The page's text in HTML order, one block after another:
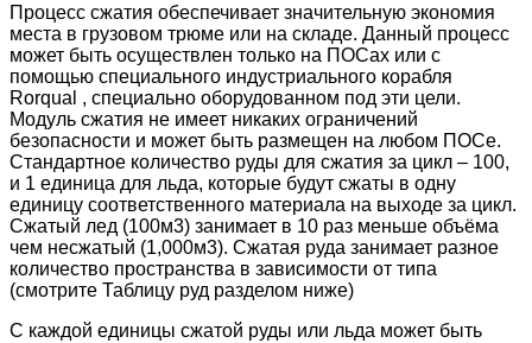
Процесс сжатия обеспечивает значительную экономия
места в грузовом трюме или на складе. Данный процесс
может быть осуществлен только на ПОСах или с
помощью специального индустриального корабля
Rorqual , специально оборудованном под эти цели.
Модуль сжатия не имеет никаких ограничений
безопасности и может быть размещен на любом ПОСе.
Стандартное количество руды для сжатия за цикл – 100,
и 1 единица для льда, которые будут сжаты в одну
единицу соответственного материала на выходе за цикл.
Сжатый лед (100м3) занимает в 10 раз меньше объёма
чем несжатый (1,000м3). Сжатая руда занимает разное
количество пространства в зависимости от типа
(смотрите Таблицу руд разделом ниже)
С каждой единицы сжатой руды или льда может быть